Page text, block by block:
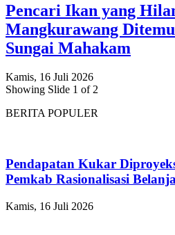
Pencari Ikan yang
Mangkurawang
Sungai Mahakam
Kamis, 16 Juli 2026
Showing Slide 1 of 2
BERITA POPULER
Pendapatan Kukar
Pemkab Rasionalisasi
Kamis, 16 Juli 2026